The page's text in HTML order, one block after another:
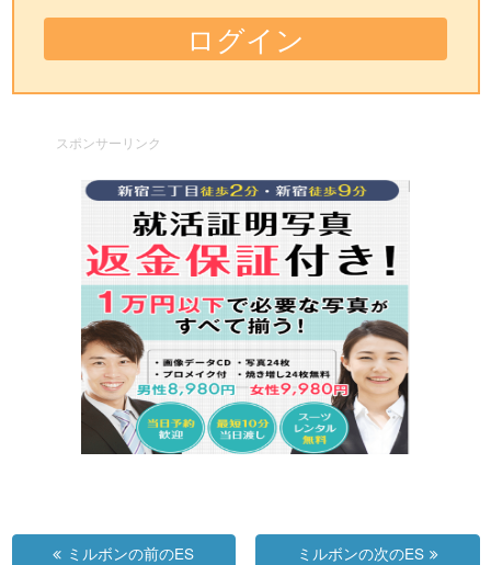
スポンサーリンク
ミルボンの前のES ミルボンの次のES